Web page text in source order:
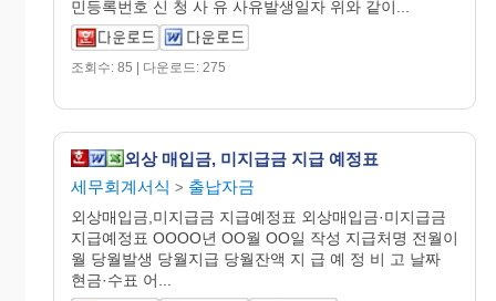
민등록번호 신 청 사 유 사유발생일자 위와 같이...
조회수: 85 | 다운로드: 275
외상 매입금, 미지급금 지급 예정표
세무회계서식 > 출납자금
외상매입금,미지급금 지급예정표 외상매입금·미지급금
지급예정표 OOOO년 OO월 OO일 작성 지급처명 전월이
월 당월발생 당월지급 당월잔액 지 급 예 정 비 고 날짜
현금·수표 어...